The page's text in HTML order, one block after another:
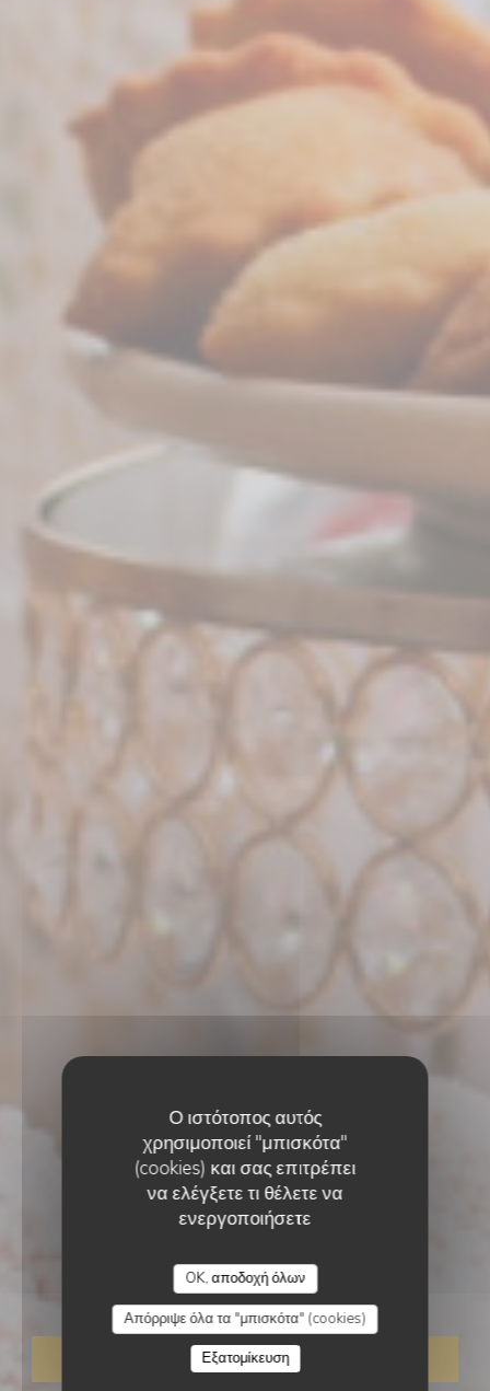
Ο ιστότοπος αυτός
χρησιμοποιεί "μπισκότα"
(cookies) και σας επιτρέπει
να ελέγξετε τι θέλετε να
ενεργοποιήσετε
OK, αποδοχή όλων
Απόρριψε όλα τα "μπισκότα" (cookies)
Εξατομίκευση
ΠΑΡΑΔΟΣΙΑΚΌ ΕΣΤΙΑΤΌΡΙΟ
• SANNOIS
L'auberge berbere
ΚΆΝΤΕ ΚΡΆΤΗΣΗ ΤΡΑΠΕΖΙΟΎ
L'AUBERGE BERBERE